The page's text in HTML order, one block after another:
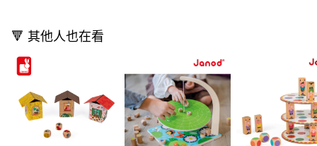
🔻 其他人也在看